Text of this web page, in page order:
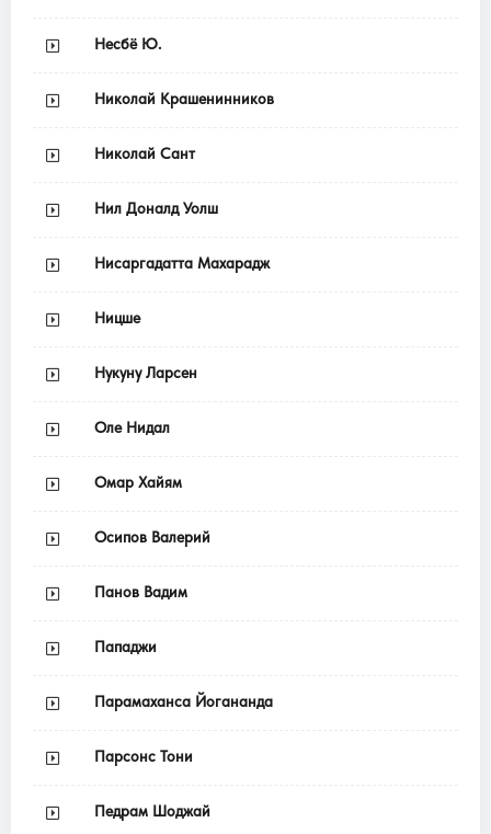
Несбё Ю.
Николай Крашенинников
Николай Сант
Нил Доналд Уолш
Нисаргадатта Махарадж
Ницше
Нукуну Ларсен
Оле Нидал
Омар Хайям
Осипов Валерий
Панов Вадим
Пападжи
Парамаханса Йогананда
Парсонс Тони
Педрам Шоджай